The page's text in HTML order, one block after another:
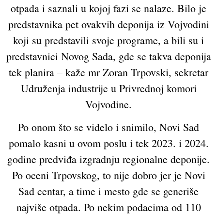
otpada i saznali u kojoj fazi se nalaze. Bilo je
predstavnika pet ovakvih deponija iz Vojvodini
koji su predstavili svoje programe, a bili su i
predstavnici Novog Sada, gde se takva deponija
tek planira – kaže mr Zoran Trpovski, sekretar
Udruženja industrije u Privrednoj komori
Vojvodine.
Po onom što se videlo i snimilo, Novi Sad
pomalo kasni u ovom poslu i tek 2023. i 2024.
godine predviđa izgradnju regionalne deponije.
Po oceni Trpovskog, to nije dobro jer je Novi
Sad centar, a time i mesto gde se generiše
najviše otpada. Po nekim podacima od 110